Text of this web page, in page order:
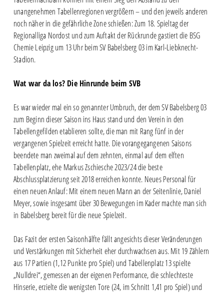
unangenehmen Tabellenregionen vergrößern – und den jeweils anderen
noch näher in die gefährliche Zone schießen: Zum 18. Spieltag der
Regionalliga Nordost und zum Auftakt der Rückrunde gastiert die BSG
Chemie Leipzig um 13 Uhr beim SV Babelsberg 03 im Karl-Liebknecht-
Stadion.
Wat war da los? Die Hinrunde beim SVB
Es war wieder mal ein so genannter Umbruch, der dem SV Babelsberg 03
zum Beginn dieser Saison ins Haus stand und den Verein in den
Tabellengefilden etablieren sollte, die man mit Rang fünf in der
vergangenen Spielzeit erreicht hatte. Die vorangegangenen Saisons
beendete man zweimal auf dem zehnten, einmal auf dem elften
Tabellenplatz, ehe Markus Zschiesche 2023/24 die beste
Abschlussplatzierung seit 2018 erreichen konnte. Neues Personal für
einen neuen Anlauf: Mit einem neuen Mann an der Seitenlinie, Daniel
Meyer, sowie insgesamt über 30 Bewegungen im Kader machte man sich
in Babelsberg bereit für die neue Spielzeit.
Das Fazit der ersten Saisonhälfte fällt angesichts dieser Veränderungen
und Verstärkungen mit Sicherheit eher durchwachsen aus. Mit 19 Zählern
aus 17 Partien (1,12 Punkte pro Spiel) und Tabellenplatz 13 spielte
„Nulldrei“, gemessen an der eigenen Performance, die schlechteste
Hinserie, erzielte die wenigsten Tore (24, im Schnitt 1,41 pro Spiel) und